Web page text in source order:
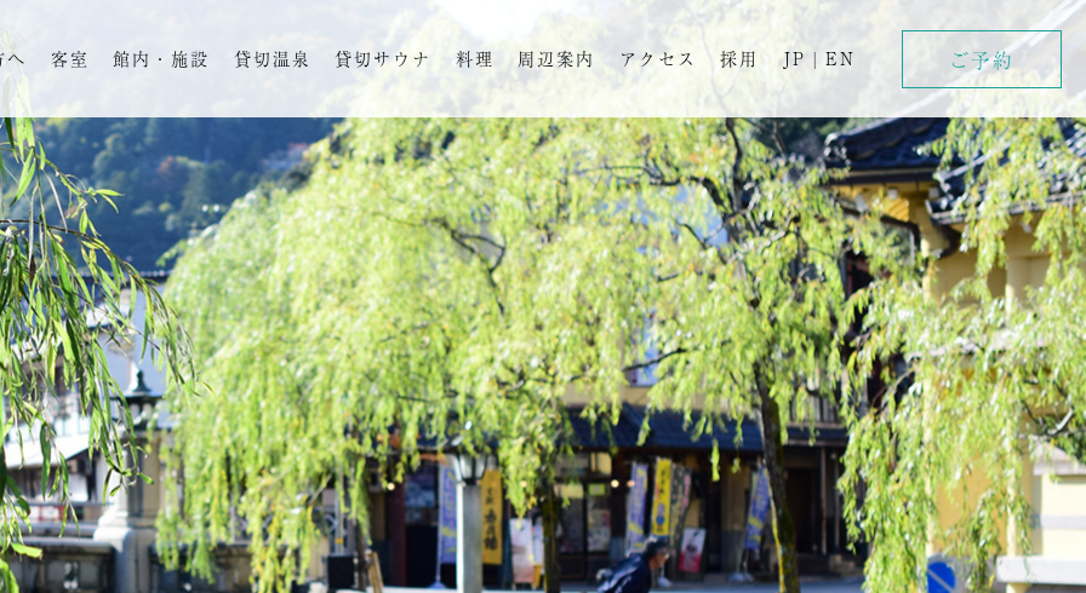
へ 客室 館内・施設 貸切温泉 貸切サウナ 料理 周辺案内 アクセス 採用 JP | EN ご予約